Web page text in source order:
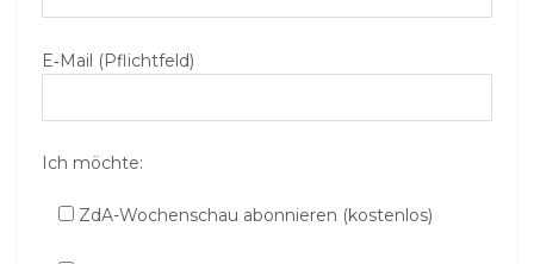
E‑Mail (Pflichtfeld)
Ich möchte:
ZdA-Wochenschau abonnieren (kostenlos)